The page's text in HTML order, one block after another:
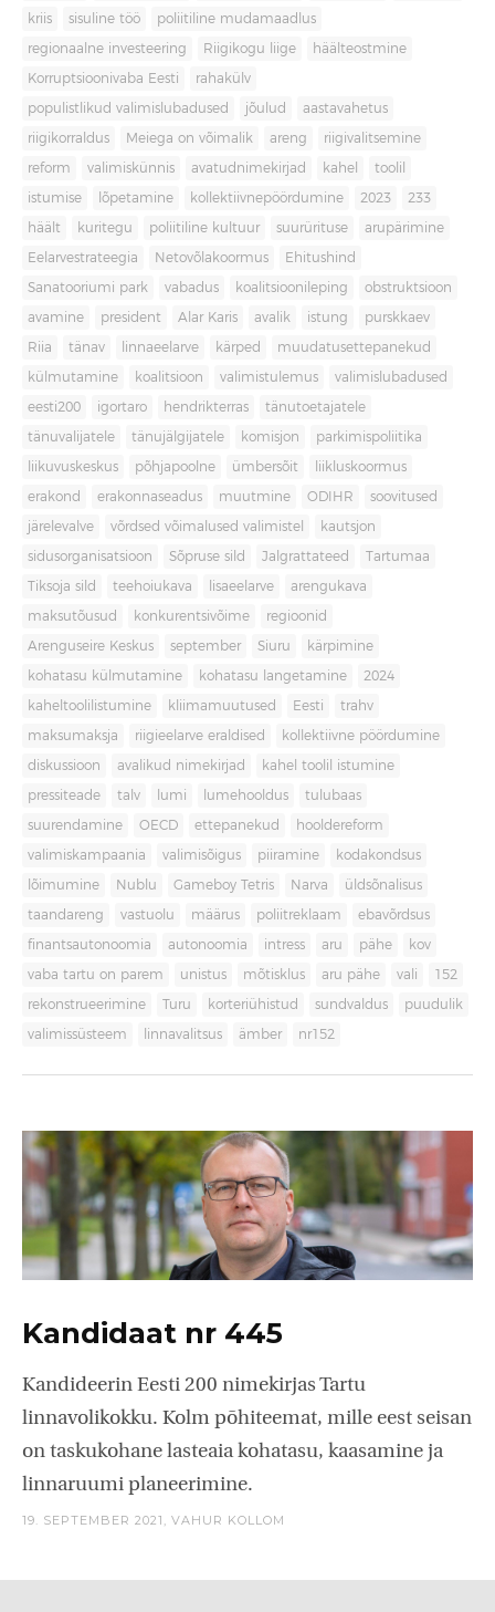
kriis sisuline töö poliitiline mudamaadlus
regionaalne investeering Riigikogu liige häälteostmine
Korruptsioonivaba Eesti rahakülv
populistlikud valimislubadused jõulud aastavahetus
riigikorraldus Meiega on võimalik areng riigivalitsemine
reform valimiskünnis avatudnimekirjad kahel toolil
istumise lõpetamine kollektiivnepöördumine 2023 233
häält kuritegu poliitiline kultuur suurürituse arupärimine
Eelarvestrateegia Netovõlakoormus Ehitushind
Sanatooriumi park vabadus koalitsioonileping obstruktsioon
avamine president Alar Karis avalik istung purskkaev
Riia tänav linnaeelarve kärped muudatusettepanekud
külmutamine koalitsioon valimistulemus valimislubadused
eesti200 igortaro hendrikterras tänutoetajatele
tänuvalijatele tänujälgijatele komisjon parkimispoliitika
liikuvuskeskus põhjapoolne ümbersõit liikluskoormus
erakond erakonnaseadus muutmine ODIHR soovitused
järelevalve võrdsed võimalused valimistel kautsjon
sidusorganisatsioon Sõpruse sild Jalgrattateed Tartumaa
Tiksoja sild teehoiukava lisaeelarve arengukava
maksutõusud konkurentsivõime regioonid
Arenguseire Keskus september Siuru kärpimine
kohatasu külmutamine kohatasu langetamine 2024
kaheltoolilistumine kliimamuutused Eesti trahv
maksumaksja riigieelarve eraldised kollektiivne pöördumine
diskussioon avalikud nimekirjad kahel toolil istumine
pressiteade talv lumi lumehooldus tulubaas
suurendamine OECD ettepanekud hooldereform
valimiskampaania valimisõigus piiramine kodakondsus
lõimumine Nublu Gameboy Tetris Narva üldsõnalisus
taandareng vastuolu määrus poliitreklaam ebavõrdsus
finantsautonoomia autonoomia intress aru pähe kov
vaba tartu on parem unistus mõtisklus aru pähe vali 152
rekonstrueerimine Turu korteriühistud sundvaldus puudulik
valimissüsteem linnavalitsus ämber nr152
Kandidaat nr 445
Kandideerin Eesti 200 nimekirjas Tartu
linnavolikokku. Kolm põhiteemat, mille eest seisan
on taskukohane lasteaia kohatasu, kaasamine ja
linnaruumi planeerimine.
19. SEPTEMBER 2021, VAHUR KOLLOM